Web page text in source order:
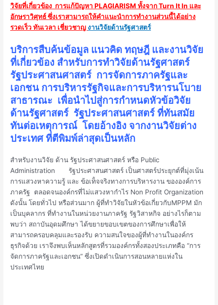
วิจัยที่เกี่ยวข้อง การแก้ปัญหา PLAGIARISM ทั้งจาก Turn It In และ
อักษราวิศุทธ์ ซึ่งเราสามารถให้คำแนะนำการทำงานส่วนนี้ได้อย่าง
รวดเร็ว ทันเวลา เชี่ยวชาญ งานวิจัยด้านรัฐศาสตร์
บริการสืบค้นข้อมูล แนวคิด ทฤษฎี และงานวิจัย
ที่เกี่ยวข้อง สำหรับการทำวิจัยด้านรัฐศาสตร์
รัฐประศาสนศาสตร์ การจัดการภาครัฐและ
เอกชน การบริหารรัฐกิจและการบริหารนโบาย
สาธารณะ เพื่อนำไปสู่การกำหนดหัวข้อวิจัย
ด้านรัฐศาสตร์ รัฐประศาสนศาสตร์ ที่ทันสมัย
ทันต่อเหตุการณ์ โดยอ้างอิง จากงานวิจัยต่าง
ประเทศ ที่ตีพิมพ์ล่าสุดเป็นหลัก
สำหรับงานวิจัย ด้าน รัฐประศาสนศาสตร์ หรือ Public
Administration รัฐประศาสนศาสตร์ เป็นศาสตร์ประยุกต์ที่มุ่งเน้น
การแสวงหาความรู้ และ ข้อเท็ํจจริงทางการบริหารงาน ขององค์การ
ภาครัฐ ตลอดจนองค์กรที่ไม่แสวงหากำไร Non Profit Organization
ดังนั้น โดยทั่วไป หรือส่วนมาก ผู้ที่ทำวิจัยในหัวข้อเกี่ยวกับMPPM มัก
เป็นบุคลากร ที่ทำงานในหน่วยงานภาครัฐ รัฐวิสาหกิจ อย่างไรก็ตาม
พบว่า สถาบันอุดมศึกษา ได้ขยายขอบเขตของการศึกษาเพื่อให้
สามารถครอบคลุมและรองรับ ความสนใจของผู้ที่ทำงานในองค์กร
ธุรกิจด้วย เราจึงพบเห็นหลักสูตรที่รวมองค์กรทั้งสองประเภทคือ “การ
จัดการภาครัฐและเอกชน” ซึ่งเปิดดำเนินการสอนหลายแห่งใน
ประเทศไทย